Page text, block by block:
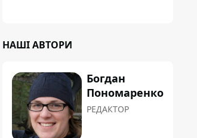
НАШІ АВТОРИ
Богдан
Пономаренко
РЕДАКТОР